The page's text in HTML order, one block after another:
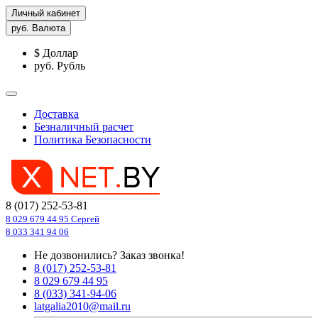
Личный кабинет
руб. Валюта
$ Доллар
руб. Рубль
Доставка
Безналичный расчет
Политика Безопасности
8 (017) 252-53-81
8 029 679 44 95 Сергей
8 033 341 94 06
Не дозвонились? Заказ звонка!
8 (017) 252-53-81
8 029 679 44 95
8 (033) 341-94-06
latgalia2010@mail.ru